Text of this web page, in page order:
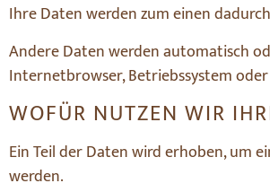
Ihre Daten werden zum einen
Andere Daten werden automatisch
Internetbrowser, Betriebssystem
WOFÜR NUTZEN WIR
Ein Teil der Daten wird erhoben, um
werden.